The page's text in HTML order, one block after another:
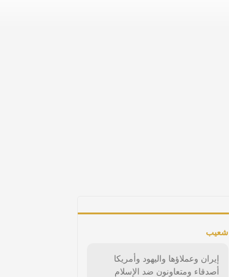
شعيب
إيران وعملاؤها واليهود وأمريكا
أصدقاء ومتعاونون ضد الإسلام